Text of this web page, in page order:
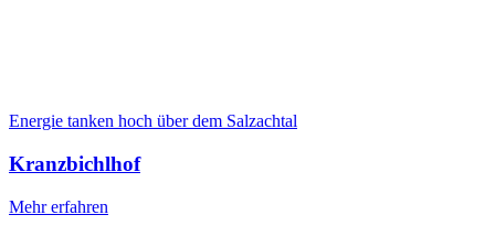
Energie tanken hoch über dem Salzachtal
Kranzbichlhof
Mehr erfahren